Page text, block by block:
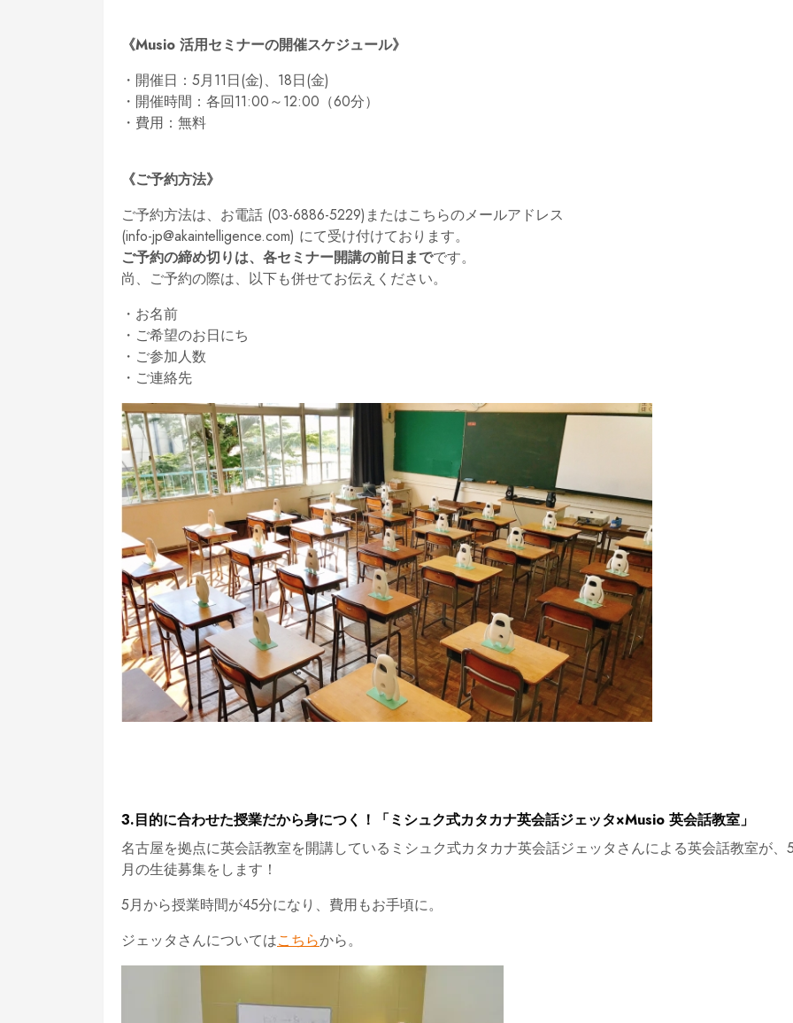
《Musio 活用セミナーの開催スケジュール》
・開催日：5月11日(金)、18日(金)
・開催時間：各回11:00～12:00（60分）
・費用：無料
《ご予約方法》
ご予約方法は、お電話 (03-6886-5229)またはこちらのメールアドレス
(info-jp@akaintelligence.com) にて受け付けております。
ご予約の締め切りは、各セミナー開講の前日までです。
尚、ご予約の際は、以下も併せてお伝えください。
・お名前
・ご希望のお日にち
・ご参加人数
・ご連絡先
3.目的に合わせた授業だから身につく！「ミシュク式カタカナ英会話ジェッタ×Musio 英会話教室」
名古屋を拠点に英会話教室を開講しているミシュク式カタカナ英会話ジェッタさんによる英会話教室が、
月の生徒募集をします！
5月から授業時間が45分になり、費用もお手頃に。
ジェッタさんについてはこちらから。